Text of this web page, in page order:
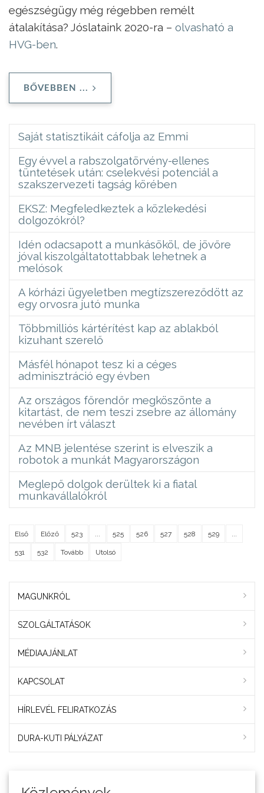
egészségügy még régebben remélt
átalakítása? Jóslataink 2020-ra – olvasható a
HVG-ben.
BŐVEBBEN ...
Saját statisztikáit cáfolja az Emmi
Egy évvel a rabszolgatörvény-ellenes
tüntetések után: cselekvési potenciál a
szakszervezeti tagság körében
EKSZ: Megfeledkeztek a közlekedési
dolgozókról?
Idén odacsapott a munkásököl, de jövőre
jóval kiszolgáltatottabbak lehetnek a
melósok
A kórházi ügyeletben megtízszereződött az
egy orvosra jutó munka
Többmilliós kártérítést kap az ablakból
kizuhant szerelő
Másfél hónapot tesz ki a céges
adminisztráció egy évben
Az országos főrendőr megköszönte a
kitartást, de nem teszi zsebre az állomány
nevében írt választ
Az MNB jelentése szerint is elveszik a
robotok a munkát Magyarországon
Meglepő dolgok derültek ki a fiatal
munkavállalókról
Első Előző 523 525 526 527 528 529
531 532 Tovább Utolsó
MAGUNKRÓL
SZOLGÁLTATÁSOK
MÉDIAAJÁNLAT
KAPCSOLAT
HÍRLEVÉL FELIRATKOZÁS
DURA-KUTI PÁLYÁZAT